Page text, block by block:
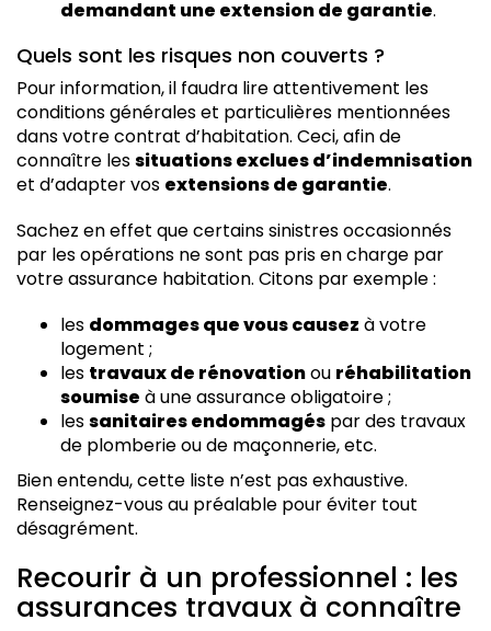
demandant une extension de garantie.
Quels sont les risques non couverts ?
Pour information, il faudra lire attentivement les
conditions générales et particulières mentionnées
dans votre contrat d’habitation. Ceci, afin de
connaître lessituations exclues d’indemnisation
et d’adapter vos extensions de garantie.
Sachez en effet que certains sinistres occasionnés
par les opérations ne sont pas pris en charge par
votre assurance habitation. Citons par exemple :
les dommages que vous causez à votre
logement ;
les travaux de rénovationou réhabilitation
soumise à une assurance obligatoire ;
lessanitaires endommagés par des travaux
de plomberie ou de maçonnerie, etc.
Bien entendu, cette liste n’est pas exhaustive.
Renseignez-vous au préalable pour éviter tout
désagrément.
Recourir à un professionnel : les
assurances travaux à connaître